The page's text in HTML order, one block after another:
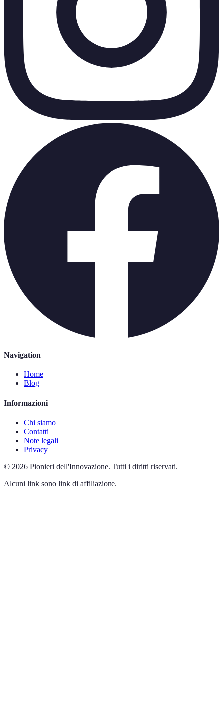
Navigation
Home
Blog
Informazioni
Chi siamo
Contatti
Note legali
Privacy
© 2026 Pionieri dell'Innovazione. Tutti i diritti riservati.
Alcuni link sono link di affiliazione.